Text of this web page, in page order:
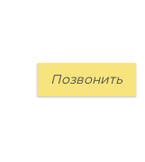
Позвонить